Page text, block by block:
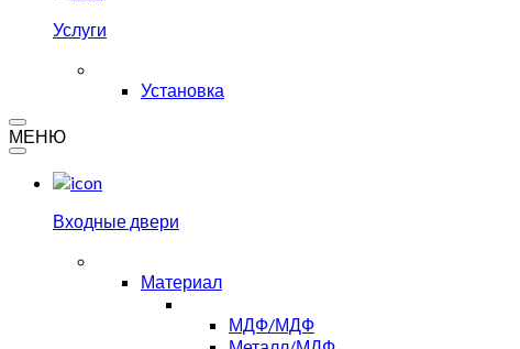
Услуги
Установка
МЕНЮ
Входные двери
Материал
МДФ/МДФ